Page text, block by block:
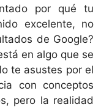
por qué tu
excelente, no
de Google?
en algo que se
te asustes por el
con conceptos
pero la realidad